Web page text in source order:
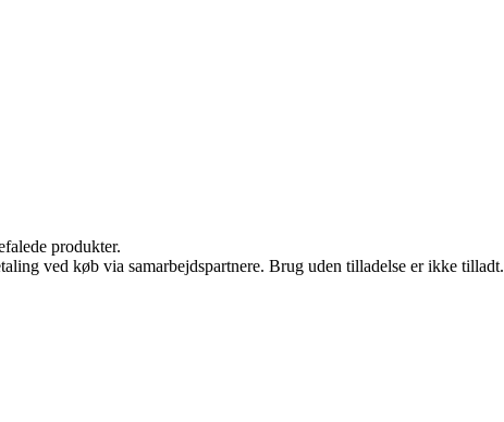
produkter.
ved køb via samarbejdspartnere. Brug uden tilladelse er ikke tilladt.